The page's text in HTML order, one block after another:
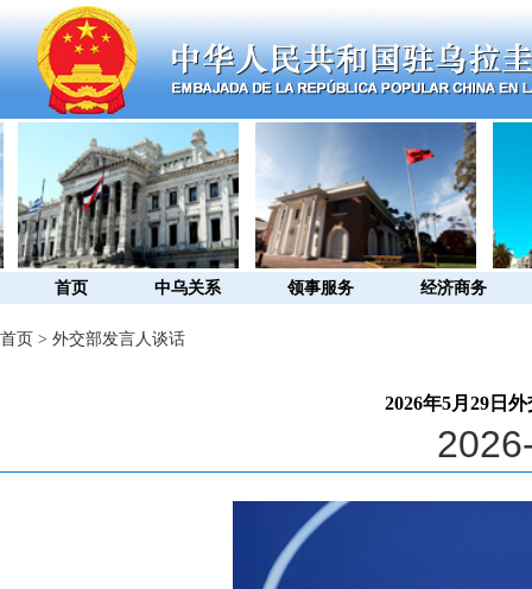
首页 中乌关系 领事服务 经济商务
首页 > 外交部发言人谈话
2026年5月29日